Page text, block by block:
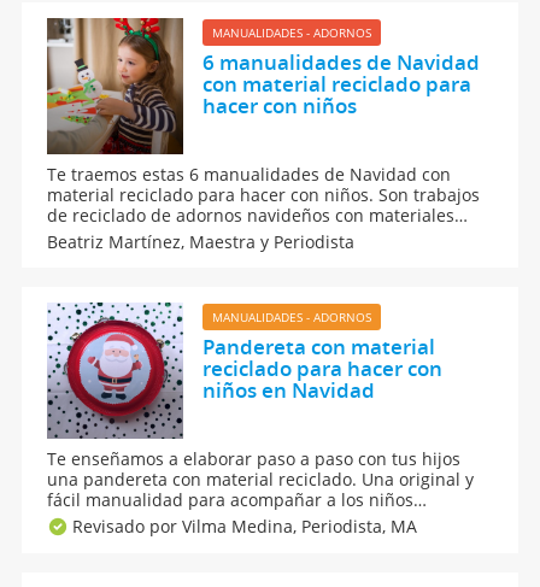
disfrutan estar juntos en casa.
MANUALIDADES - ADORNOS
6 manualidades de Navidad
con material reciclado para
hacer con niños
Te traemos estas 6 manualidades de Navidad con
material reciclado para hacer con niños. Son trabajos
de reciclado de adornos navideños con materiales
reutilizados que casi todos tenemos en casa. La idea
es que los hagas con tus pequeños en esta víspera de
Beatriz Martínez, Maestra y Periodista
MANUALIDADES - ADORNOS
Pandereta con material
reciclado para hacer con
niños en Navidad
Te enseñamos a elaborar paso a paso con tus hijos
una pandereta con material reciclado. Una original y
fácil manualidad para acompañar a los niños
cantando villancicos en Navidad. Una creativa
propuesta para que los niños puedan hacer esta
Revisado por Vilma Medina, Periodista, MA